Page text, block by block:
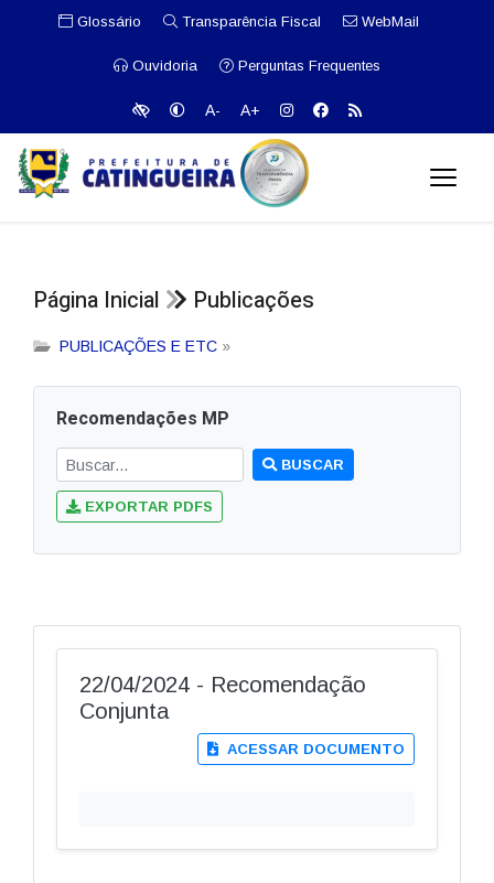
Glossário Transparência Fiscal WebMail
Ouvidoria Perguntas Frequentes
A- A+
Página Inicial Publicações
PUBLICAÇÕES E ETC »
Recomendações MP
BUSCAR
EXPORTAR PDFS
22/04/2024 - Recomendação
Conjunta
ACESSAR DOCUMENTO